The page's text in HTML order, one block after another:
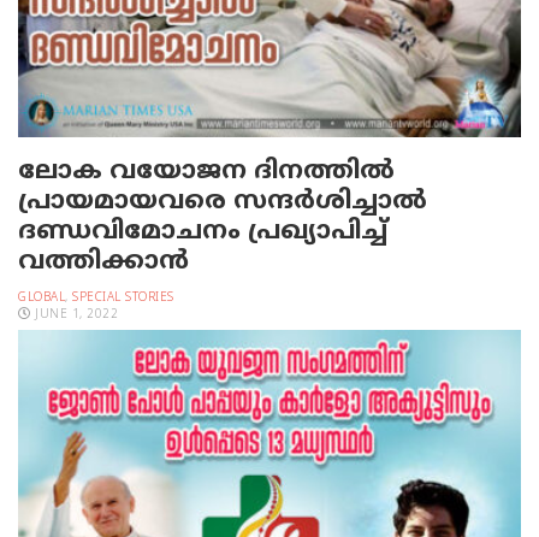
ലോക വയോജന ദിനത്തിൽ
പ്രായമായവരെ സന്ദർശിച്ചാൽ
ദണ്ഡവിമോചനം പ്രഖ്യാപിച്ച്
വത്തിക്കാൻ
GLOBAL, SPECIAL STORIES
JUNE 1, 2022